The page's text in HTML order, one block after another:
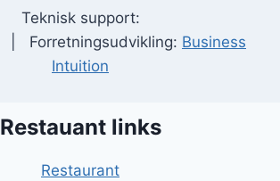
Teknisk support:
| Forretningsudvikling: Business
Intuition
Restauant links
Restaurant